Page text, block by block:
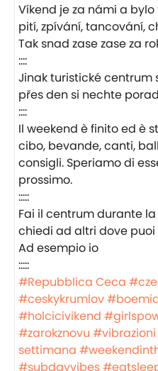
Víkend je za námi a
pití, zpívání, tancování,
Tak snad zase zase za
::::
Jinak turistické centrum
přes den si nechte
::::
Il weekend è finito ed è
cibo, bevande, canti,
consigli. Speriamo di
prossimo.
:::::
Fai il centrum durante
chiedi ad altri dove
Ad esempio io
:::::
#Repubblica Ceca
#ceskykrumlov
#holcicivikend
#zarokznovu
settimana
#subdayvibes